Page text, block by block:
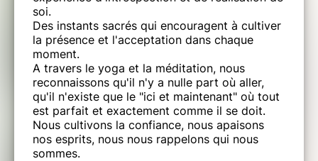
suffira d'entrer dans votre GPS "Le petit Vau,
72500 Flée", il se situe à 1,2 km de Flée, à
gauche en direction du Port Gautier. Nous
ouvrions un groupe what's app afin de mettre
en place des éventuels covoiturages entre
participant(e)s.
.
Pour le train, la gare la plus proche est
soi.
Des instants sacrés qui encouragent à cultiver
la présence et l'acceptation dans chaque
moment.
A travers le yoga et la méditation, nous
reconnaissons qu'il n'y a nulle part où aller,
qu'il n'existe que le "ici et maintenant" où tout
est parfait et exactement comme il se doit.
Nous cultivons la confiance, nous apaisons
nos esprits, nous nous rappelons qui nous
sommes.